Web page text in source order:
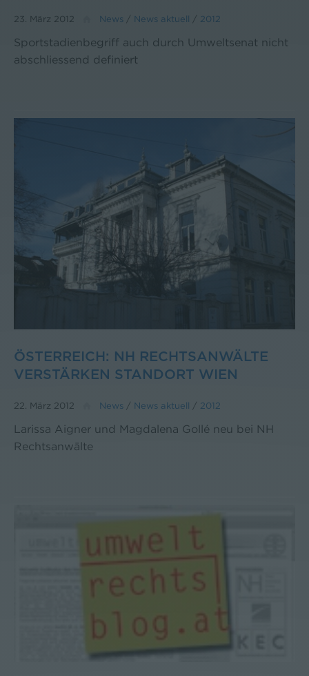
23. März 2012 News / News aktuell / 2012
Sportstadienbegriff auch durch Umweltsenat nicht
abschliessend definiert
ÖSTERREICH: NH RECHTSANWÄLTE
VERSTÄRKEN STANDORT WIEN
22. März 2012 News / News aktuell / 2012
Larissa Aigner und Magdalena Gollé neu bei NH
Rechtsanwälte